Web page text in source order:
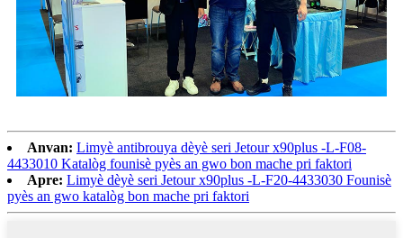
Anvan: Limyè antibrouya dèyè seri Jetour x90plus -L-F08-
4433010 Katalòg founisè pyès an gwo bon mache pri faktori
Apre: Limyè dèyè seri Jetour x90plus -L-F20-4433030 Founisè
pyès an gwo katalòg bon mache pri faktori